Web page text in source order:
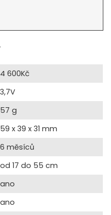
4 600Kč
3,7V
57 g
59 x 39 x 31 mm
6 měsíců
od 17 do 55 cm
ano
ano